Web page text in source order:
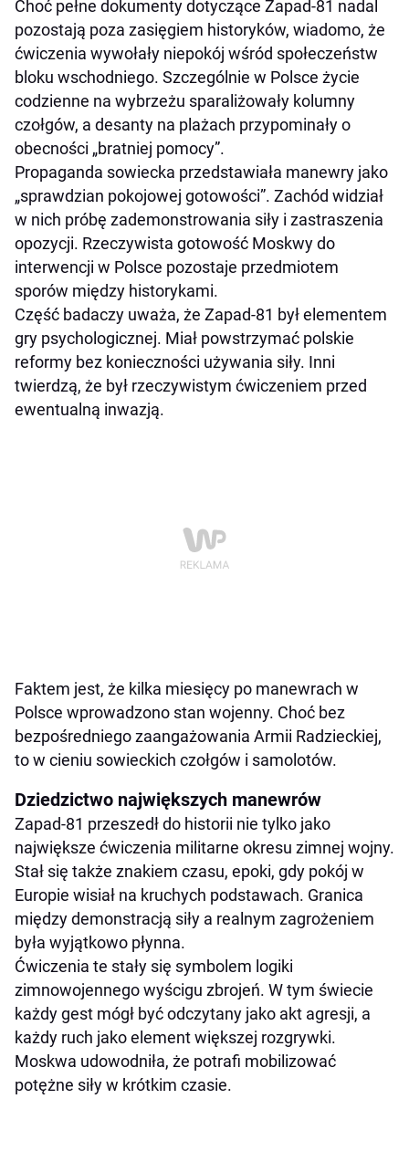
Choć pełne dokumenty dotyczące Zapad-81 nadal
pozostają poza zasięgiem historyków, wiadomo, że
ćwiczenia wywołały niepokój wśród społeczeństw
bloku wschodniego. Szczególnie w Polsce życie
codzienne na wybrzeżu sparaliżowały kolumny
czołgów, a desanty na plażach przypominały o
obecności „bratniej pomocy”.
Propaganda sowiecka przedstawiała manewry jako
„sprawdzian pokojowej gotowości”. Zachód widział
w nich próbę zademonstrowania siły i zastraszenia
opozycji. Rzeczywista gotowość Moskwy do
interwencji w Polsce pozostaje przedmiotem
sporów między historykami.
Część badaczy uważa, że Zapad-81 był elementem
gry psychologicznej. Miał powstrzymać polskie
reformy bez konieczności używania siły. Inni
twierdzą, że był rzeczywistym ćwiczeniem przed
ewentualną inwazją.
Faktem jest, że kilka miesięcy po manewrach w
Polsce wprowadzono stan wojenny. Choć bez
bezpośredniego zaangażowania Armii Radzieckiej,
to w cieniu sowieckich czołgów i samolotów.
Dziedzictwo największych manewrów
Zapad-81 przeszedł do historii nie tylko jako
największe ćwiczenia militarne okresu zimnej wojny.
Stał się także znakiem czasu, epoki, gdy pokój w
Europie wisiał na kruchych podstawach. Granica
między demonstracją siły a realnym zagrożeniem
była wyjątkowo płynna.
Ćwiczenia te stały się symbolem logiki
zimnowojennego wyścigu zbrojeń. W tym świecie
każdy gest mógł być odczytany jako akt agresji, a
każdy ruch jako element większej rozgrywki.
Moskwa udowodniła, że potrafi mobilizować
potężne siły w krótkim czasie.